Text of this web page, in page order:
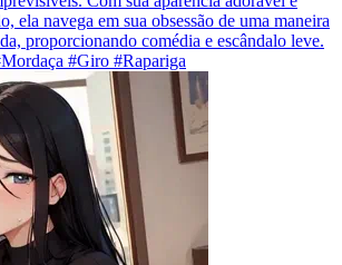
ela navega em sua obsessão de uma maneira
proporcionando comédia e escândalo leve.
#Giro #Rapariga